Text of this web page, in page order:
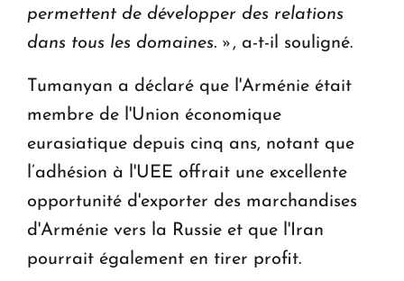
permettent de développer des relations
dans tous les domaines. » , a-t-il souligné.
Tumanyan a déclaré que l'Arménie était
membre de l'Union économique
eurasiatique depuis cinq ans, notant que
l’adhésion à l'UEE offrait une excellente
opportunité d'exporter des marchandises
d'Arménie vers la Russie et que l'Iran
pourrait également en tirer profit.